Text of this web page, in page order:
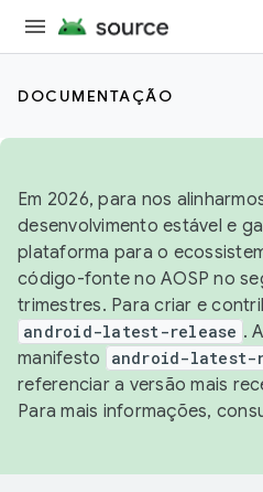
DOCUMENTAÇÃO
Em 2026, para nos
desenvolvimento estável e
plataforma para o
código-fonte no AOSP no
trimestres. Para criar e
android-latest-release .
manifesto
android-latest-
referenciar a versão mais
Para mais informações,